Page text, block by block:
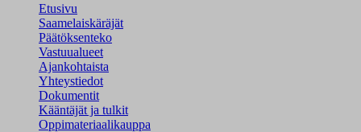
Etusivu
Saamelaiskäräjät
Päätöksenteko
Vastuualueet
Ajankohtaista
Yhteystiedot
Dokumentit
Kääntäjät ja tulkit
Oppimateriaalikauppa